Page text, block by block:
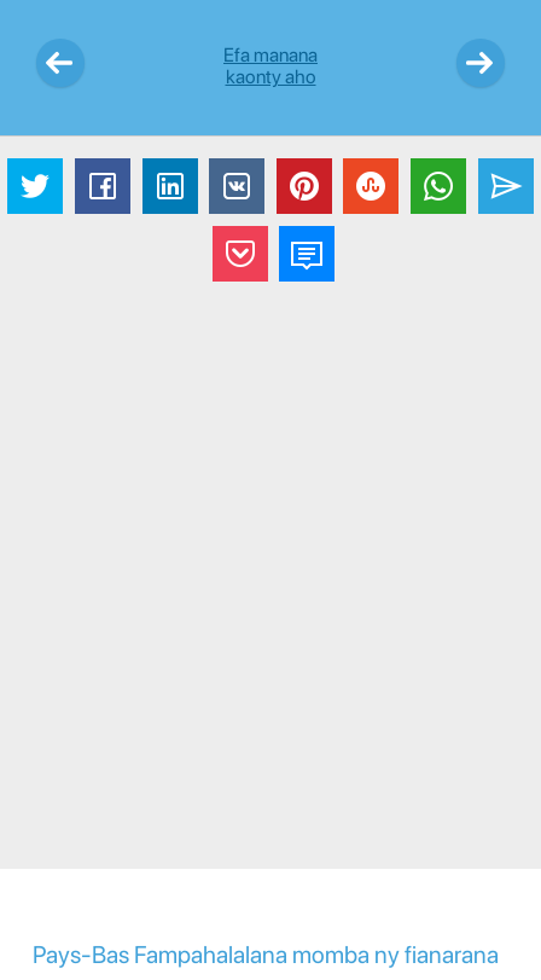
Efa manana
kaonty aho
Pays-Bas Fampahalalana momba ny fianarana